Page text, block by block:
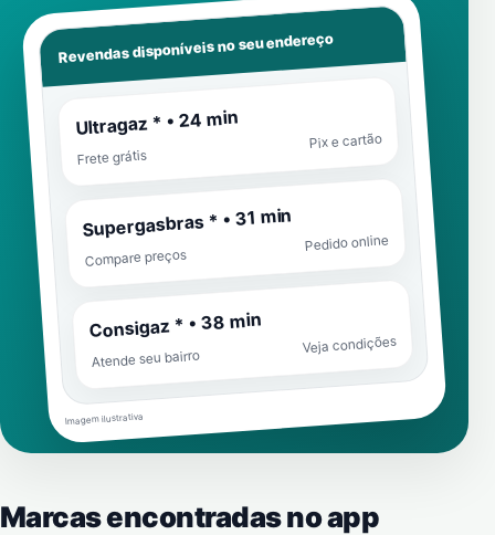
Revendas disponíveis no seu endereço
Ultragaz * • 24 min
Frete grátis
Pix e cartão
Supergasbras * • 31 min
Compare preços
Pedido online
Consigaz * • 38 min
Atende seu bairro
Veja condições
Imagem ilustrativa
Marcas encontradas no app